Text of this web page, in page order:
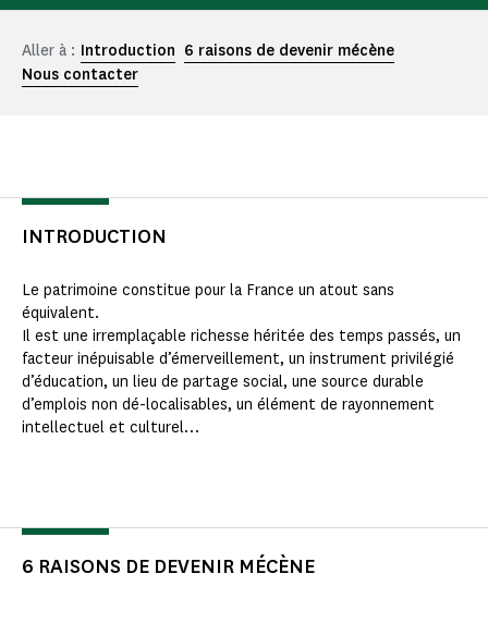
Aller à : Introduction 6 raisons de devenir mécène
Nous contacter
INTRODUCTION
Le patrimoine constitue pour la France un atout sans
équivalent.
Il est une irremplaçable richesse héritée des temps passés, un
facteur inépuisable d’émerveillement, un instrument privilégié
d’éducation, un lieu de partage social, une source durable
d’emplois non dé-localisables, un élément de rayonnement
intellectuel et culturel…
6 RAISONS DE DEVENIR MÉCÈNE